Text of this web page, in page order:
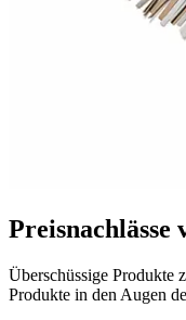
Überschüssige Produkte
Produkte in den Augen